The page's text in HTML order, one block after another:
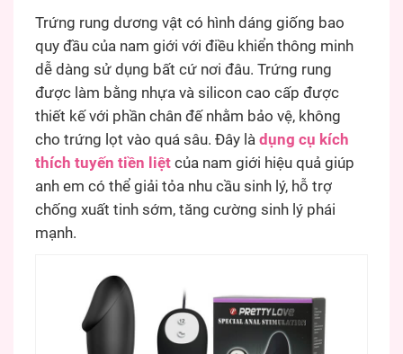
Trứng rung dương vật có hình dáng giống bao
quy đầu của nam giới với điều khiển thông minh
dễ dàng sử dụng bất cứ nơi đâu. Trứng rung
được làm bằng nhựa và silicon cao cấp được
thiết kế với phần chân đế nhằm bảo vệ, không
cho trứng lọt vào quá sâu. Đây là dụng cụ kích
thích tuyến tiền liệt của nam giới hiệu quả giúp
anh em có thể giải tỏa nhu cầu sinh lý, hỗ trợ
chống xuất tinh sớm, tăng cường sinh lý phái
mạnh.